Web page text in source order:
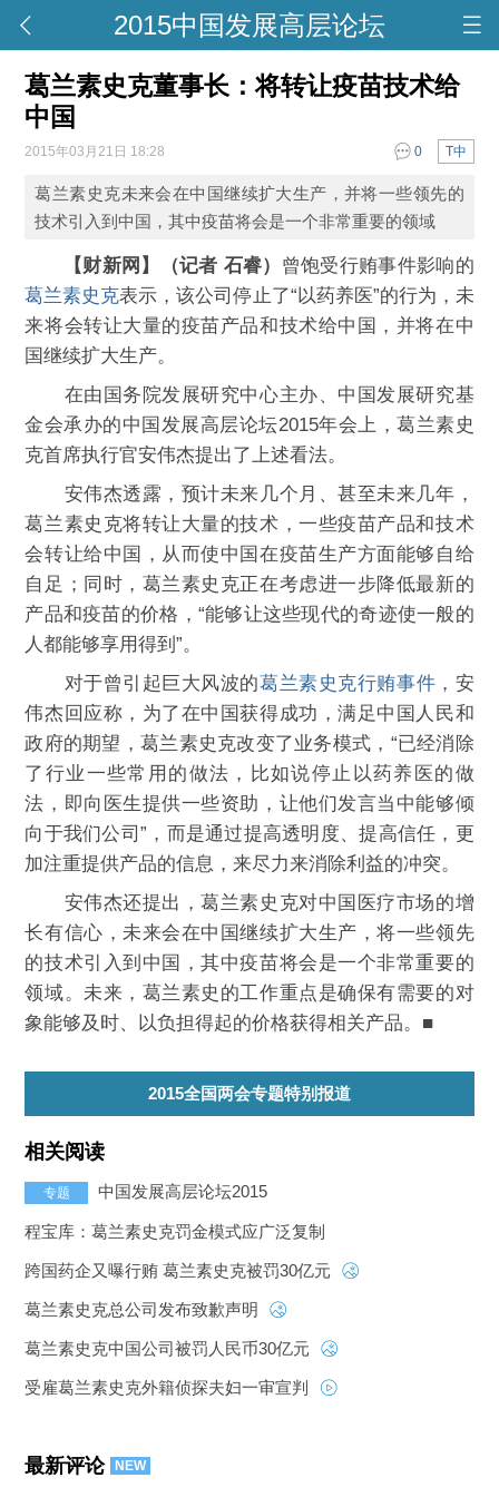
2015中国发展高层论坛
葛兰素史克董事长：将转让疫苗技术给
中国
2015年03月21日 18:28 T中
0
葛兰素史克未来会在中国继续扩大生产，并将一些领先的
技术引入到中国，其中疫苗将会是一个非常重要的领域
【财新网】（记者 石睿） 曾饱受行贿事件影响的
葛兰素史克表示，该公司停止了“以药养医”的行为，未
来将会转让大量的疫苗产品和技术给中国，并将在中
国继续扩大生产。
在由国务院发展研究中心主办、中国发展研究基
金会承办的中国发展高层论坛2015年会上，葛兰素史
克首席执行官安伟杰提出了上述看法。
安伟杰透露，预计未来几个月、甚至未来几年，
葛兰素史克将转让大量的技术，一些疫苗产品和技术
会转让给中国，从而使中国在疫苗生产方面能够自给
自足；同时，葛兰素史克正在考虑进一步降低最新的
产品和疫苗的价格，“能够让这些现代的奇迹使一般的
人都能够享用得到”。
对于曾引起巨大风波的葛兰素史克行贿事件 ，安
伟杰回应称，为了在中国获得成功，满足中国人民和
政府的期望，葛兰素史克改变了业务模式，“已经消除
了行业一些常用的做法，比如说停止以药养医的做
法，即向医生提供一些资助，让他们发言当中能够倾
向于我们公司”，而是通过提高透明度、提高信任，更
加注重提供产品的信息，来尽力来消除利益的冲突。
安伟杰还提出，葛兰素史克对中国医疗市场的增
长有信心，未来会在中国继续扩大生产，将一些领先
的技术引入到中国，其中疫苗将会是一个非常重要的
领域。未来，葛兰素史的工作重点是确保有需要的对
象能够及时、以负担得起的价格获得相关产品。■
2015全国两会专题特别报道
相关阅读
专题 中国发展高层论坛2015
程宝库：葛兰素史克罚金模式应广泛复制
跨国药企又曝行贿 葛兰素史克被罚30亿元
葛兰素史克总公司发布致歉声明
葛兰素史克中国公司被罚人民币30亿元
受雇葛兰素史克外籍侦探夫妇一审宣判
最新评论 NEW